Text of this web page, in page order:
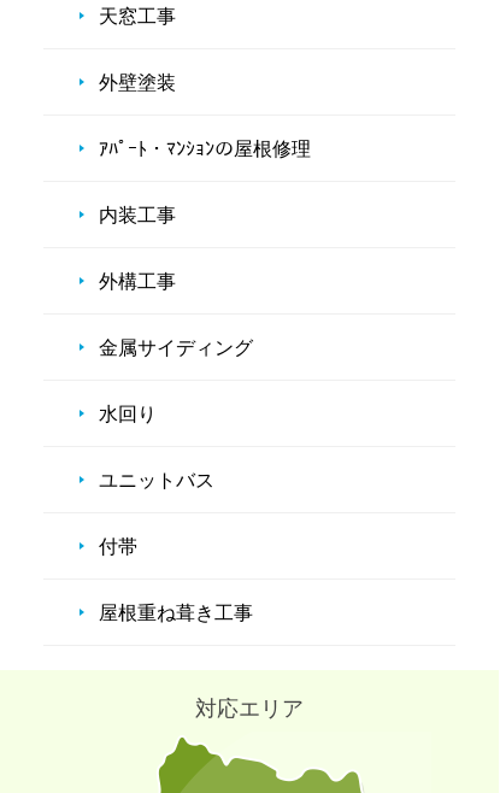
天窓工事
外壁塗装
ｱﾊﾟｰﾄ・ﾏﾝｼｮﾝの屋根修理
内装工事
外構工事
金属サイディング
水回り
ユニットバス
付帯
屋根重ね葺き工事
対応エリア